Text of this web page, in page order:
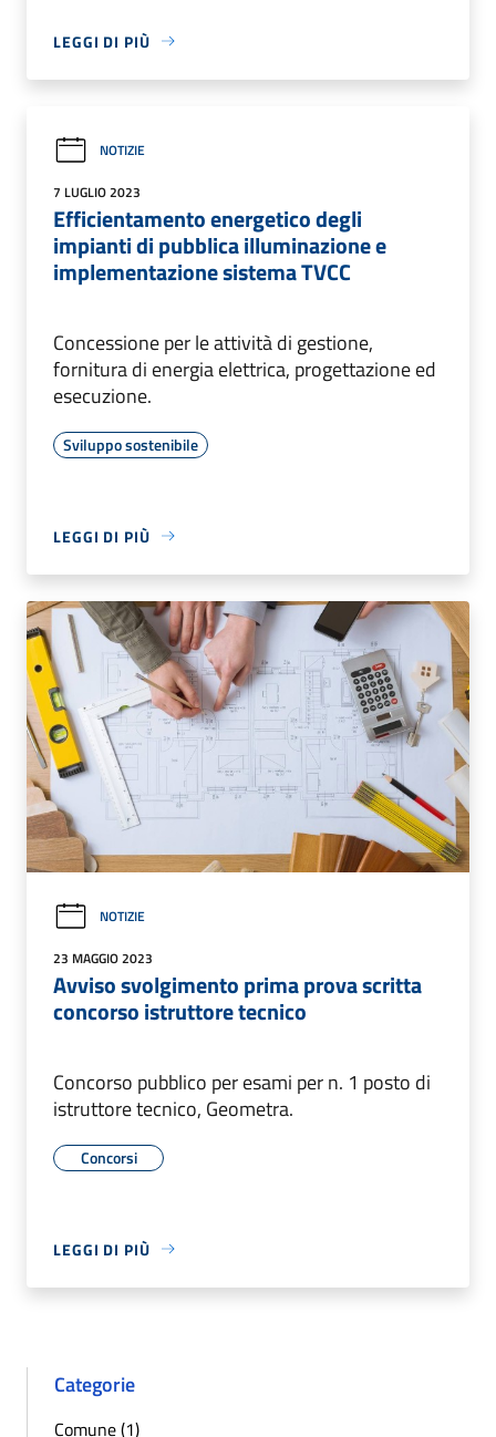
LEGGI DI PIÙ
NOTIZIE
7 LUGLIO 2023
Efficientamento energetico degli
impianti di pubblica illuminazione e
implementazione sistema TVCC
Concessione per le attività di gestione,
fornitura di energia elettrica, progettazione ed
esecuzione.
Sviluppo sostenibile
LEGGI DI PIÙ
NOTIZIE
23 MAGGIO 2023
Avviso svolgimento prima prova scritta
concorso istruttore tecnico
Concorso pubblico per esami per n. 1 posto di
istruttore tecnico, Geometra.
Concorsi
LEGGI DI PIÙ
Categorie
Comune (1)